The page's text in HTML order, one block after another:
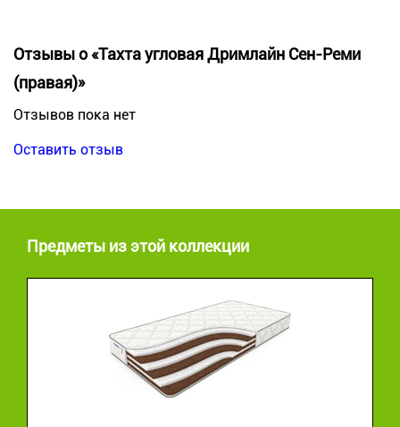
Отзывы о «Тахта угловая Дримлайн Сен-Реми
(правая)»
Отзывов пока нет
Оставить отзыв
Предметы из этой коллекции